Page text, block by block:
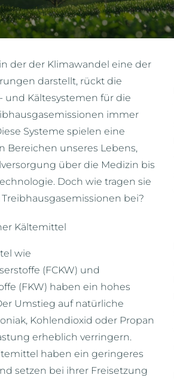
der der Klimawandel eine der
darstellt, rückt die
und Kältesystemen für die
immer
Systeme spielen eine
Bereichen unseres Lebens,
über die Medizin bis
Doch wie tragen sie
bei?
Kältemittel
wie
(FCKW) und
(FKW) haben ein hohes
Umstieg auf natürliche
Kohlendioxid oder Propan
erheblich verringern.
haben ein geringeres
setzen bei ihrer Freisetzung